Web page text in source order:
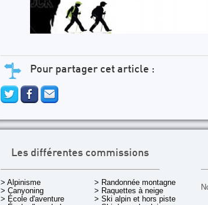
Pour partager cet article :
Les différentes commissions
> Alpinisme
> Canyoning
> École d'aventure
> Randonnée montagne
> Raquettes à neige
> Ski alpin et hors piste